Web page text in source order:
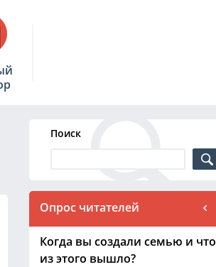
Поиск
Опрос читателей
Когда вы создали семью и что
из этого вышло?